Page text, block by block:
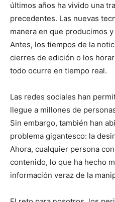
últimos años ha vivido una
precedentes. Las nuevas
manera en que producimos
Antes, los tiempos de la
cierres de edición o los
todo ocurre en tiempo real.
Las redes sociales han
llegue a millones de
Sin embargo, también han
problema gigantesco: la
Ahora, cualquier persona
contenido, lo que ha hecho
información veraz de la